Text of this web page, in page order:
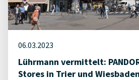
06.03.2023
Lührmann vermittelt:
Stores in Trier und Wiesbaden